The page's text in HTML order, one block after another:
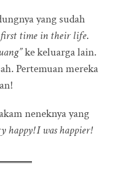
yang sudah
time in their life.
ke keluarga lain.
Pertemuan mereka
neneknya yang
happy! I was happier!